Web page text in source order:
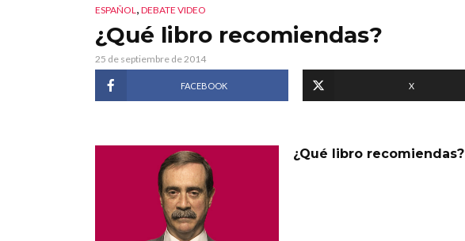
ESPAÑOL, DEBATE VIDEO
¿Qué libro recomiendas?
25 de septiembre de 2014
FACEBOOK X
¿Qué libro recomiendas?